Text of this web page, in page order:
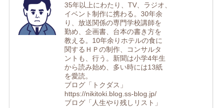
35年以上にわたり、TV、ラジオ、
イベント制作に携わる。30年余
り、放送関係の専門学校講師を
勤め、企画書、台本の書き方を
教える。10年余りホテルの食に
関するＨＰの制作、コンサルタ
ントも、行う。新聞は小学4年生
から読み始め、多い時には13紙
を愛読。
ブログ「トクダス」
https://nikitoki.blog.ss-blog.jp/
ブログ「人生やり残しリスト」